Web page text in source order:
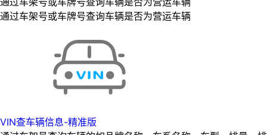
通过车架号或车牌号查询车辆是否为营运车辆
VIN查车辆信息-精准版